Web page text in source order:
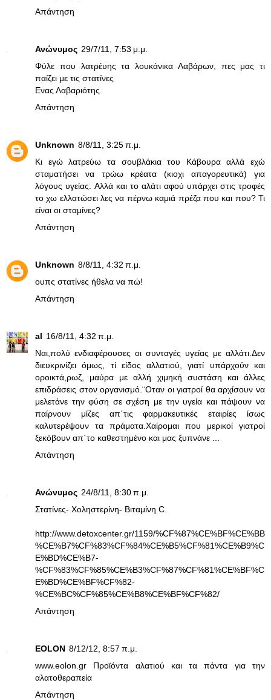
Απάντηση
Ανώνυμος 29/7/11, 7:53 μ.μ.
Φύλε που λατρέυης τα λουκάνικα Λαβάρων, πες μας τι
παίζει με τις στατίνες
Ενας Λαβαριότης
Απάντηση
Unknown 8/8/11, 3:25 π.μ.
Κι εγώ λατρεύω τα σουβλάκια του Κάβουρα αλλά εχώ
σταματήσει να τρώω κρέατα (κιοχι απαγορευτικά) για
λόγους υγείας. Aλλά και το αλάτι αφού υπάρχει στις τροφές
το χω ελλατώσει λες να πέρνω καμιά πρέζα που και που? Τι
είναι οι σταμίνες?
Απάντηση
Unknown 8/8/11, 4:32 π.μ.
ουπς στατίνες ήθελα να πώ!
Απάντηση
al 16/8/11, 4:32 π.μ.
Ναι,πολύ ενδιαφέρουσες οι συνταγές υγείας με αλλάτι.Δεν
διευκρινίζει όμως, τί είδος αλλατιού, γιατί υπάρχούν και
οροικτά,ρωζ, μαύρα με αλλή χιμηκή συστάση και άλλες
επιδράσεις στον οργανισμό.¨Οταν οι γιατροί θα αρχίσουν να
μελετάνε την φύση σε σχέση με την υγεία και πάψουν να
παίρνουν μίζες απ΄τις φαρμακευτικές εταιρίες ίσως
καλυτερέψουν τα πράματα.Χαίρομαι που μερικοί γιατροί
ξεκόβουν απ΄το καθεστημένο και μας ξυπνάνε ...
Απάντηση
Ανώνυμος 24/8/11, 8:30 π.μ.
Στατίνες- Χοληστερίνη- Βιταμίνη C.
http://www.detoxcenter.gr/1159/%CF%87%CE%BF%CE%BB
%CE%B7%CF%83%CF%84%CE%B5%CF%81%CE%B9%C
E%BD%CE%B7-
%CF%83%CF%85%CE%B3%CF%87%CF%81%CE%BF%C
E%BD%CE%BF%CF%82-
%CE%BC%CF%85%CE%B8%CE%BF%CF%82/
Απάντηση
EOLON 8/12/12, 8:57 π.μ.
www.eolon.gr Προϊόντα αλατιού και τα πάντα για την
αλατοθεραπεία
Απάντηση